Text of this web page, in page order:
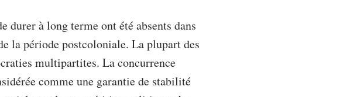
durer à long terme ont été absents dans
la période postcoloniale. La plupart des
multipartites. La concurrence
comme une garantie de stabilité